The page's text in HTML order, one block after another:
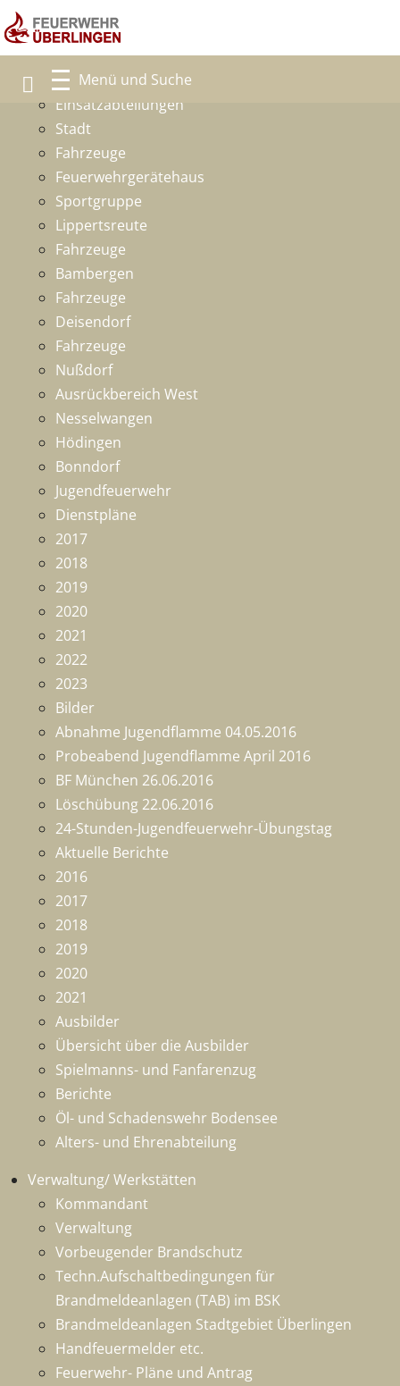
Freiwillige Feuerwehr
Ansprechpartner
Einsatzabteilungen
Stadt
Fahrzeuge
Feuerwehrgerätehaus
Sportgruppe
Lippertsreute
Fahrzeuge
Bambergen
Fahrzeuge
Deisendorf
Fahrzeuge
Nußdorf
Ausrückbereich West
Nesselwangen
Hödingen
Bonndorf
Jugendfeuerwehr
Dienstpläne
2017
2018
2019
2020
2021
2022
2023
Bilder
Abnahme Jugendflamme 04.05.2016
Probeabend Jugendflamme April 2016
BF München 26.06.2016
Löschübung 22.06.2016
24-Stunden-Jugendfeuerwehr-Übungstag
Aktuelle Berichte
2016
2017
2018
2019
2020
2021
Ausbilder
Übersicht über die Ausbilder
Spielmanns- und Fanfarenzug
Berichte
Öl- und Schadenswehr Bodensee
Alters- und Ehrenabteilung
Verwaltung/ Werkstätten
Kommandant
Verwaltung
Vorbeugender Brandschutz
Techn.Aufschaltbedingungen für
Brandmeldeanlagen (TAB) im BSK
Brandmeldeanlagen Stadtgebiet Überlingen
Handfeuermelder etc.
Feuerwehr- Pläne und Antrag